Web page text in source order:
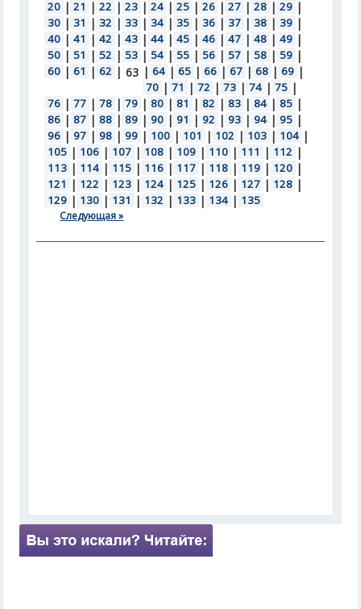
20 | 21 | 22 | 23 | 24 | 25 | 26 | 27 | 28 | 29 |
30 | 31 | 32 | 33 | 34 | 35 | 36 | 37 | 38 | 39 |
40 | 41 | 42 | 43 | 44 | 45 | 46 | 47 | 48 | 49 |
50 | 51 | 52 | 53 | 54 | 55 | 56 | 57 | 58 | 59 |
60 | 61 | 62 | 63 | 64 | 65 | 66 | 67 | 68 | 69 |
70 | 71 | 72 | 73 | 74 | 75 |
76 | 77 | 78 | 79 | 80 | 81 | 82 | 83 | 84 | 85 |
86 | 87 | 88 | 89 | 90 | 91 | 92 | 93 | 94 | 95 |
96 | 97 | 98 | 99 | 100 | 101 | 102 | 103 | 104 |
105 | 106 | 107 | 108 | 109 | 110 | 111 | 112 |
113 | 114 | 115 | 116 | 117 | 118 | 119 | 120 |
121 | 122 | 123 | 124 | 125 | 126 | 127 | 128 |
129 | 130 | 131 | 132 | 133 | 134 | 135
Следующая »